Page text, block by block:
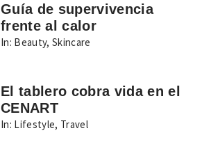
Guía de supervivencia
frente al calor
In: Beauty,Skincare
El tablero cobra vida en el
CENART
In: Lifestyle, Travel